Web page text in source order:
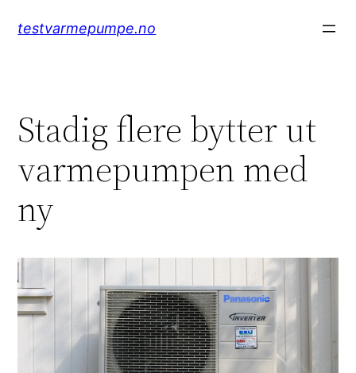
testvarmepumpe.no
Stadig flere bytter ut
varmepumpen med
ny